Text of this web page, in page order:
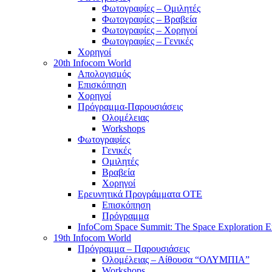
Φωτογραφίες – Ομιλητές
Φωτογραφίες – Βραβεία
Φωτογραφίες – Χορηγοί
Φωτογραφίες – Γενικές
Χορηγοί
20th Infocom World
Απολογισμός
Επισκόπηση
Χορηγοί
Πρόγραμμα-Παρουσιάσεις
Ολομέλειας
Workshops
Φωτογραφίες
Γενικές
Ομιλητές
Βραβεία
Χορηγοί
Ερευνητικά Προγράμματα ΟΤΕ
Επισκόπηση
Πρόγραμμα
InfoCom Space Summit: The Space Exploration
19th Infocom World
Πρόγραμμα – Παρουσιάσεις
Ολομέλειας – Αίθουσα “ΟΛΥΜΠΙΑ”